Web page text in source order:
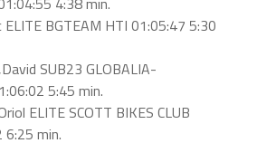
ELITE BGTEAM HTI 01:05:47 5:30
SUB23 GLOBALIA-
5:45 min.
ELITE SCOTT BIKES CLUB
6:25 min.